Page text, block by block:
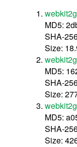
MD5:
SHA-
Size:
MD5:
SHA-
Size:
MD5:
SHA-
Size: